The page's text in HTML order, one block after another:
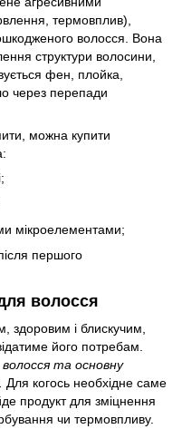
термовплив),
волосся.
Вона
структури волосини,
фен, плойка,
через перепади
можна купити
мікроелементами;
першого
волосся
здоровим і блискучим,
його потребам.
та основну
Для когось необхідне саме
продукт для зміцнення
чи термовпливу.